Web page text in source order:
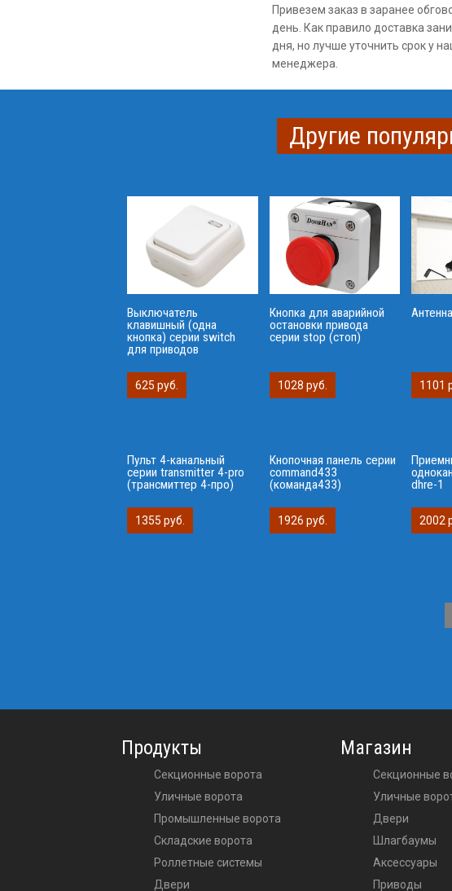
Привезем заказ в заранее
день. Как правило доставка
дня, но лучше уточнить срок у
менеджера.
Другие
Выключатель
клавишный (одна
кнопка) серии switch
для приводов
625 руб.
Кнопка для аварийной
остановки привода
серии stop (стоп)
1028 руб. 1101
Пульт 4-канальный
серии transmitter 4-pro
(трансмиттер 4-про)
1355 руб.
Кнопочная панель серии
сommand433
(команда433)
1926 руб.
dhre-1
2002
Продукты
Секционные ворота
Уличные ворота
Промышленные ворота
Складские ворота
Роллетные системы
Двери
Магазин
Секционные
Уличные
двери
шлагбаумы
аксессуары
приводы